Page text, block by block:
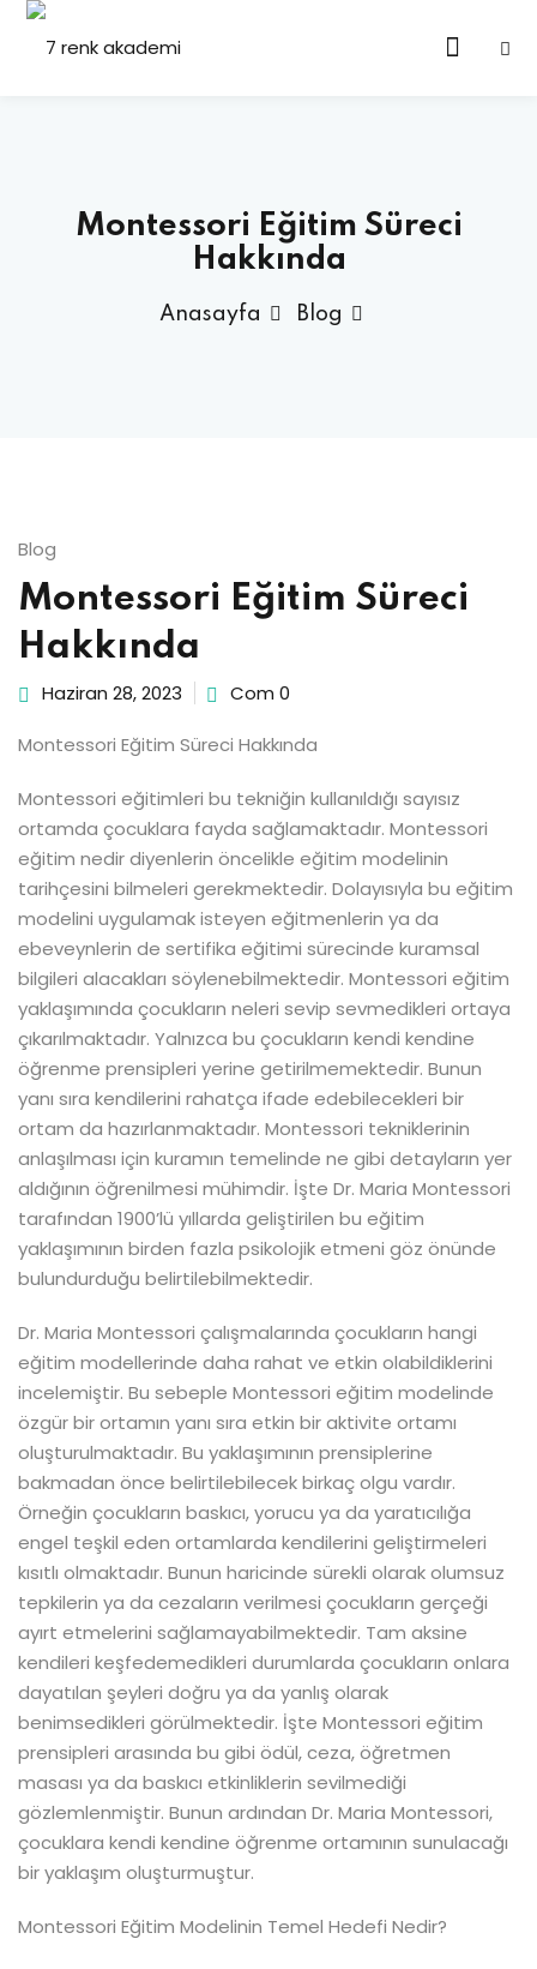
Montessori Eğitim Süreci
Hakkında
Anasayfa Blog
Blog
Montessori Eğitim Süreci
Hakkında
Haziran 28, 2023 Com 0
Montessori Eğitim Süreci Hakkında
Montessori eğitimleri bu tekniğin kullanıldığı sayısız
ortamda çocuklara fayda sağlamaktadır. Montessori
eğitim nedir diyenlerin öncelikle eğitim modelinin
tarihçesini bilmeleri gerekmektedir. Dolayısıyla bu eğitim
modelini uygulamak isteyen eğitmenlerin ya da
ebeveynlerin de sertifika eğitimi sürecinde kuramsal
bilgileri alacakları söylenebilmektedir. Montessori eğitim
yaklaşımında çocukların neleri sevip sevmedikleri ortaya
çıkarılmaktadır. Yalnızca bu çocukların kendi kendine
öğrenme prensipleri yerine getirilmemektedir. Bunun
yanı sıra kendilerini rahatça ifade edebilecekleri bir
ortam da hazırlanmaktadır. Montessori tekniklerinin
anlaşılması için kuramın temelinde ne gibi detayların yer
aldığının öğrenilmesi mühimdir. İşte Dr. Maria Montessori
tarafından 1900’lü yıllarda geliştirilen bu eğitim
yaklaşımının birden fazla psikolojik etmeni göz önünde
bulundurduğu belirtilebilmektedir.
Dr. Maria Montessori çalışmalarında çocukların hangi
eğitim modellerinde daha rahat ve etkin olabildiklerini
incelemiştir. Bu sebeple Montessori eğitim modelinde
özgür bir ortamın yanı sıra etkin bir aktivite ortamı
oluşturulmaktadır. Bu yaklaşımının prensiplerine
bakmadan önce belirtilebilecek birkaç olgu vardır.
Örneğin çocukların baskıcı, yorucu ya da yaratıcılığa
engel teşkil eden ortamlarda kendilerini geliştirmeleri
kısıtlı olmaktadır. Bunun haricinde sürekli olarak olumsuz
tepkilerin ya da cezaların verilmesi çocukların gerçeği
ayırt etmelerini sağlamayabilmektedir. Tam aksine
kendileri keşfedemedikleri durumlarda çocukların onlara
dayatılan şeyleri doğru ya da yanlış olarak
benimsedikleri görülmektedir. İşte Montessori eğitim
prensipleri arasında bu gibi ödül, ceza, öğretmen
masası ya da baskıcı etkinliklerin sevilmediği
gözlemlenmiştir. Bunun ardından Dr. Maria Montessori,
çocuklara kendi kendine öğrenme ortamının sunulacağı
bir yaklaşım oluşturmuştur.
Montessori Eğitim Modelinin Temel Hedefi Nedir?